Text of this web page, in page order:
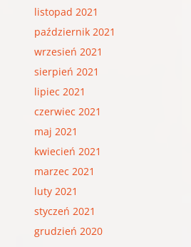
listopad 2021
październik 2021
wrzesień 2021
sierpień 2021
lipiec 2021
czerwiec 2021
maj 2021
kwiecień 2021
marzec 2021
luty 2021
styczeń 2021
grudzień 2020